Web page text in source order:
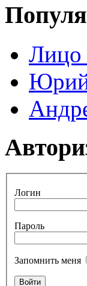
Лицо
Юрий
Логин
Пароль
Запомнить меня